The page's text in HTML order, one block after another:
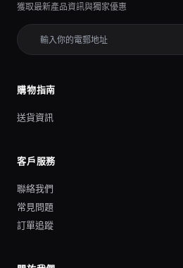
獲取最新產品資訊與獨家優惠
購物指南
送貨資訊
客戶服務
聯絡我們
常見問題
訂單追蹤